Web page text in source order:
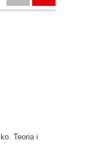
Teoria i